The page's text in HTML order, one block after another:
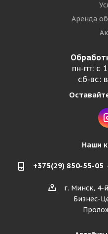
Аренда
пн-пт: с
сб-вс:
Наши
+375(29) 850-55-05
г. Минск, 4-
Бизнес-